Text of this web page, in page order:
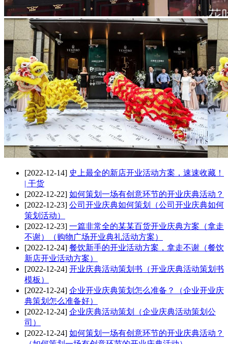
[2022-12-14] 史上最全的新店开业活动方案，速速收藏！
| 干货
[2022-12-22] 如何策划一场有创意环节的开业庆典活动？
[2022-12-23] 公司开业庆典如何策划（公司开业庆典如何
策划活动）
[2022-12-23] 一篇非常全的某某百货开业庆典方案（拿走
不谢）（购物广场开业典礼活动方案）
[2022-12-24] 餐饮新手的开业活动方案，拿走不谢（餐饮
新店开业活动方案）
[2022-12-24] 开业庆典活动策划书（开业庆典活动策划书
模板）
[2022-12-24] 企业开业庆典策划怎么准备？（企业开业庆
典策划怎么准备好）
[2022-12-24] 企业庆典活动策划（企业庆典活动策划公
司）
[2022-12-24] 如何策划一场有创意环节的开业庆典活动？